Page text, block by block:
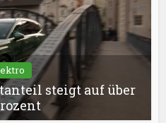
steigt auf über